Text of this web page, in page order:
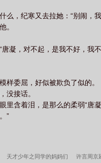
么，纪寒又去拉她：“别闹，
。
唐凝，对不起，是我不好，我
样委屈，好似被欺负了似的。
没接话。
里含着泪，是那么的柔弱“唐
”
天才少年之同学的妈妈们 许言周京